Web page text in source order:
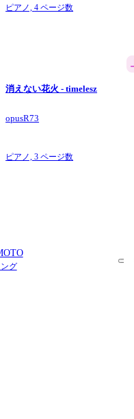
ピアノ,4 ページ数
消えない花火 - timelesz
opusR73
ピアノ,3 ページ数
グ